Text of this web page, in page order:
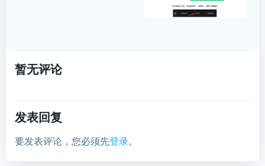
暂无评论
发表回复
要发表评论，您必须先登录。